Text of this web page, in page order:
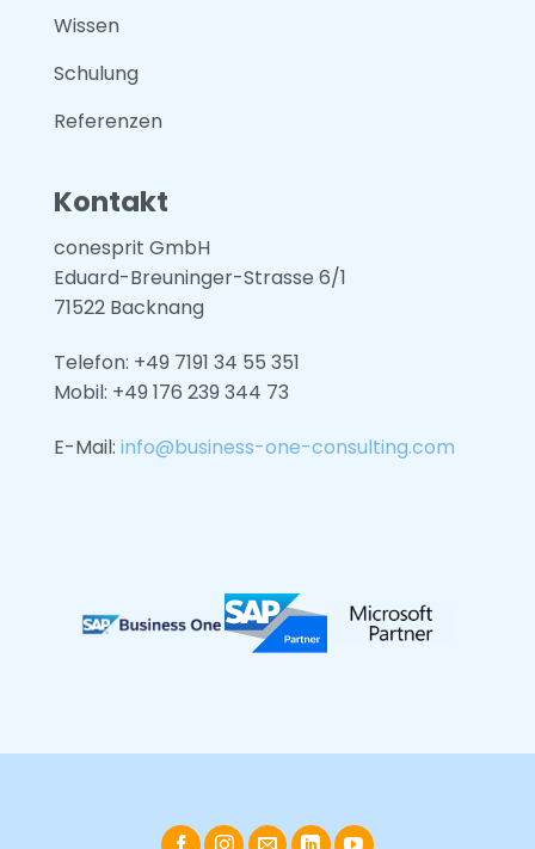
Wissen
Schulung
Referenzen
Kontakt
conesprit GmbH
Eduard-Breuninger-Strasse 6/1
71522 Backnang
Telefon: +49 7191 34 55 351
Mobil: +49 176 239 344 73
E-Mail: info@business-one-consulting.com